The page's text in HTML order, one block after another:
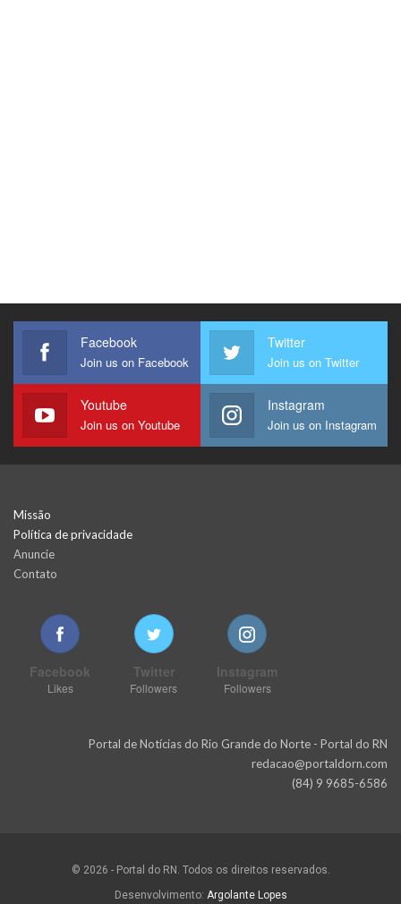
Facebook
Join us on Facebook
Twitter
Join us on Twitter
Youtube
Join us on Youtube
Instagram
Join us on Instagram
Missão
Política de privacidade
Anuncie
Contato
Facebook
Likes
Twitter
Followers
Instagram
Followers
Portal de Notícias do Rio Grande do Norte - Portal do RN
redacao@portaldorn.com
(84) 9 9685-6586
© 2026 - Portal do RN. Todos os direitos reservados.
Desenvolvimento: Argolante Lopes